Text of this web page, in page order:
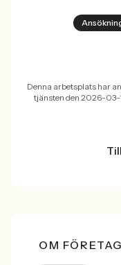
Denna arbetsplats har
tjänsten den 2026-03-
OM